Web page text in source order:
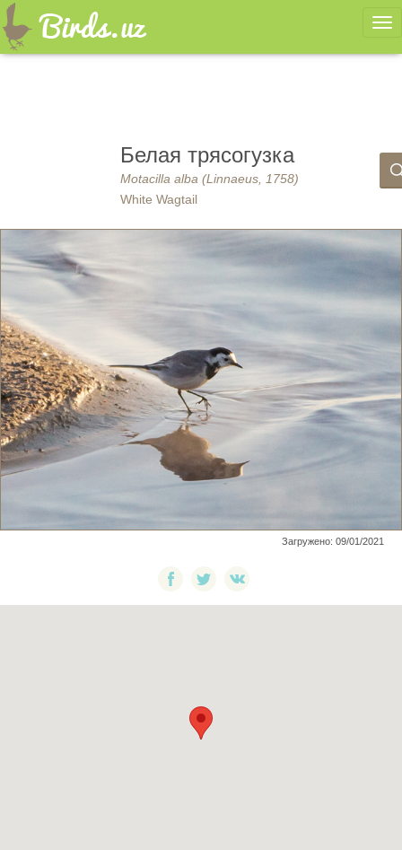
Белая трясогузка
Motacilla alba (Linnaeus, 1758)
White Wagtail
Загружено: 09/01/2021